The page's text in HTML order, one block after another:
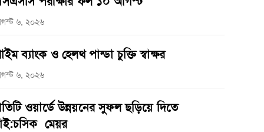
৬, ২০২৬
ব্যাংক ও হেলথ পান্ডা চুক্তি স্বাক্ষর
৬, ২০২৬
ওয়ার্ডে উন্নয়নের সুফল ছড়িয়ে দিতে
মেয়র